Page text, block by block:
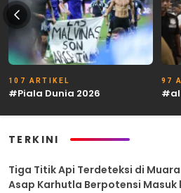
107 ARTIKEL
#Piala Dunia 2026
97
#al
TERKINI
Tiga Titik Api Terdeteksi di
Asap Karhutla Berpotensi Masuk